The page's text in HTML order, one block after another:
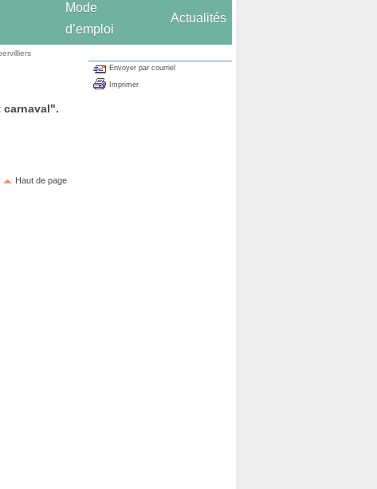
Mode
d’emploi
Actualités
carnaval".
Haut de page
Envoyer par courriel
Imprimer